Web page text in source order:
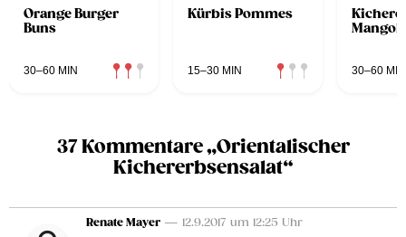
Orange Burger
Buns
30–60 MIN
Kürbis Pommes
15–30 MIN 30–60 MIN
37 Kommentare „Orientalischer
Kichererbsensalat“
Renate Mayer — 12.9.2017 um 12:25 Uhr